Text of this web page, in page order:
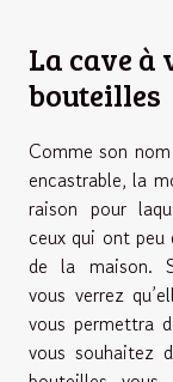
La cave à
bouteilles
Comme son
encastrable, la
raison pour
ceux qui ont
de la maison.
vous verrez
vous permettra
vous souhaitez